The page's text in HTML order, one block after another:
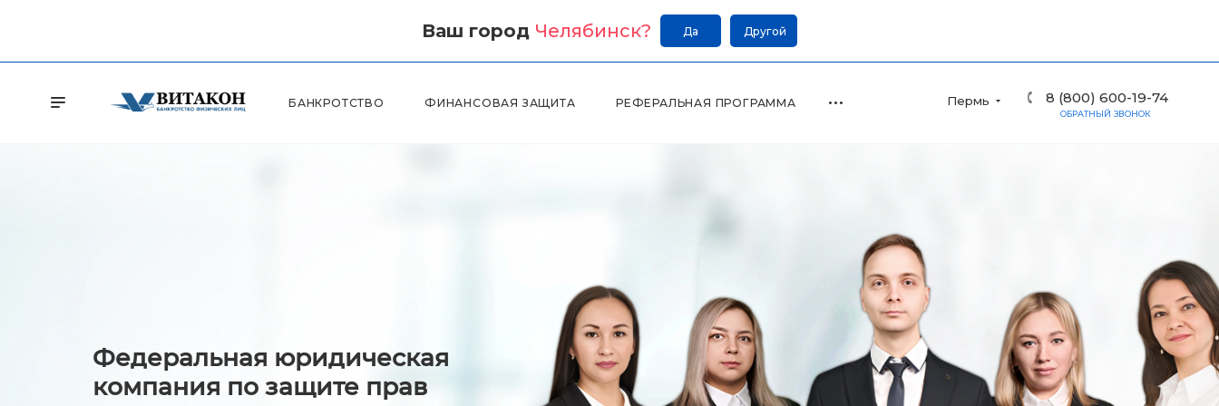
Ваш город Челябинск? Да Другой
Пермь 8 (800) 600-19-74
БАНКРОТСТВО ФИНАНСОВАЯ ЗАЩИТА РЕФЕРАЛЬНАЯ ПРОГРАММА
ОБРАТНЫЙ ЗВОНОК
Федеральная юридическая
компания по защите прав